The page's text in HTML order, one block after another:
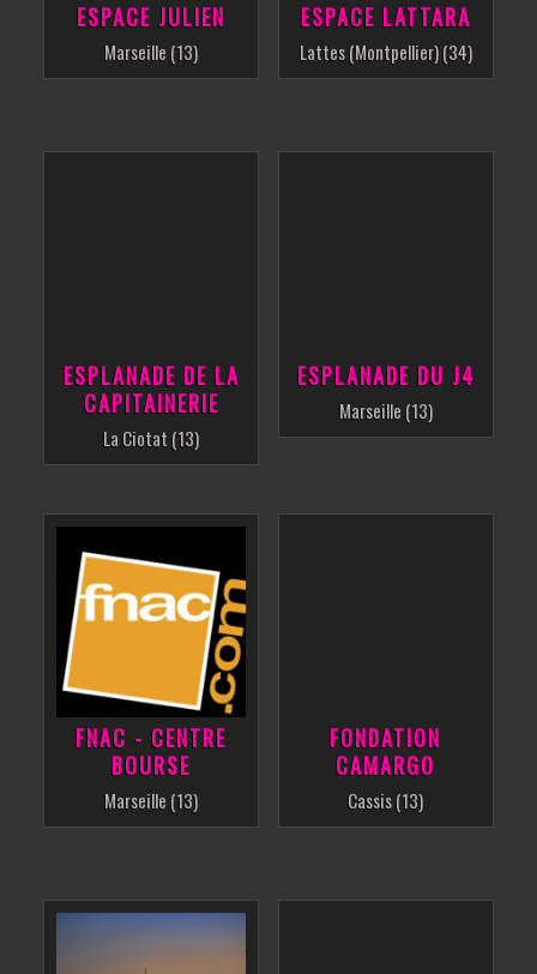
ESPACE JULIEN
Marseille (13)
ESPACE LATTARA
Lattes (Montpellier) (34)
ESPLANADE DE LA
CAPITAINERIE
La Ciotat (13)
ESPLANADE DU J4
Marseille (13)
FNAC - CENTRE
BOURSE
Marseille (13)
FONDATION
CAMARGO
Cassis (13)